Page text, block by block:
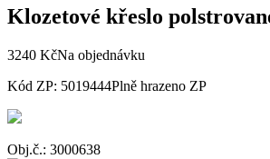
Klozetové křeslo
3240 KčNa objednávku
Kód ZP: 5019444Plně hrazeno ZP
Obj.č.: 3000638